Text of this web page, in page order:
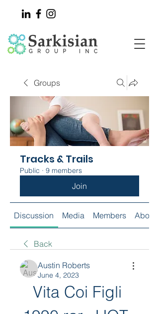
Groups
Tracks & Trails
Public · 9 members
Join
Discussion Media Members About
Back
Austin Roberts
June 4, 2023
Vita Coi Figli